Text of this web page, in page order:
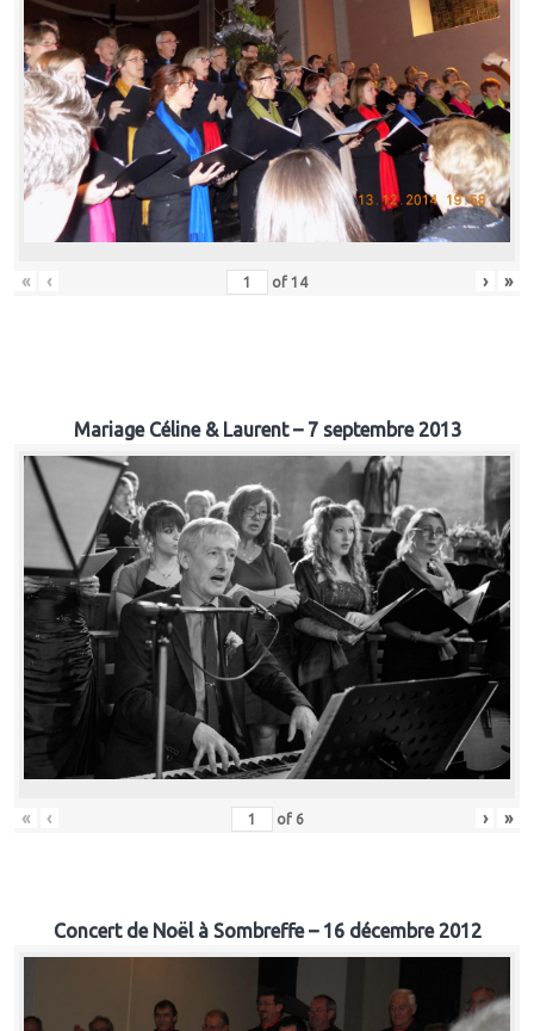
« ‹ of 14 › »
Mariage Céline & Laurent – 7 septembre 2013
« ‹ of 6 › »
Concert de Noël à Sombreffe – 16 décembre 2012